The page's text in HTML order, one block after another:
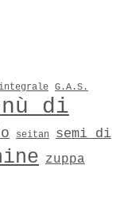
G.A.S.
di
seitan
semi di
zuppa